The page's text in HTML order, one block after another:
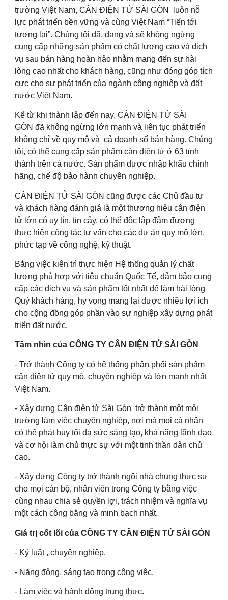
trường Việt Nam, CÂN ĐIỆN TỬ SÀI GÒN luôn nỗ
lực phát triển bền vững và cùng Việt Nam “Tiến tới
tương lai”. Chúng tôi đã, đang và sẽ không ngừng
cung cấp những sản phẩm có chất lượng cao và dịch
vụ sau bán hàng hoàn hảo nhằm mang đến sự hài
lòng cao nhất cho khách hàng, cũng như đóng góp tích
cực cho sự phát triển của ngành công nghiệp và đất
nước Việt Nam.
Kể từ khi thành lập đến nay, CÂN ĐIỆN TỬ SÀI
GÒN đã không ngừng lớn mạnh và liên tục phát triển
không chỉ về quy mô và cả doanh số bán hàng. Chúng
tôi, có thể cung cấp sản phẩm cân điện tử ở 63 tỉnh
thành trên cả nước. Sản phẩm được nhập khẩu chính
hãng, chế độ bảo hành chuyên nghiệp.
CÂN ĐIỆN TỬ SÀI GÒN cũng được các Chủ đầu tư
và khách hàng đánh giá là một thương hiệu cân điện
tử lớn có uy tín, tin cậy, có thể độc lập đảm đương
thực hiện công tác tư vấn cho các dự án quy mô lớn,
phức tạp về công nghệ, kỹ thuật.
Bằng việc kiên trì thực hiện Hệ thống quản lý chất
lượng phù hợp với tiêu chuẩn Quốc Tế, đảm bảo cung
cấp các dịch vụ và sản phẩm tốt nhất để làm hài lòng
Quý khách hàng, hy vọng mang lại được nhiều lợi ích
cho cộng đồng góp phần vào sự nghiệp xây dựng phát
triển đất nước.
Tầm nhìn của CÔNG TY CÂN ĐIỆN TỬ SÀI GÒN
- Trở thành Công ty có hệ thống phân phối sản phẩm
cân điện tử quy mô, chuyên nghiệp và lớn mạnh nhất
Việt Nam.
- Xây dựng Cân điện tử Sài Gòn trở thành một môi
trường làm việc chuyên nghiệp, nơi mà mọi cá nhân
có thể phát huy tối đa sức sáng tạo, khả năng lãnh đạo
và cơ hội làm chủ thực sự với một tinh thần dân chủ
cao.
- Xây dựng Công ty trở thành ngôi nhà chung thực sự
cho mọi cán bộ, nhân viên trong Công ty bằng việc
cùng nhau chia sẻ quyền lợi, trách nhiệm và nghĩa vụ
một cách công bằng và minh bạch nhất.
Giá trị cốt lõi của CÔNG TY CÂN ĐIỆN TỬ SÀI GÒN
- Kỷ luật , chuyên nghiệp.
- Năng động, sáng tạo trong công việc.
- Làm việc và hành động trung thực.